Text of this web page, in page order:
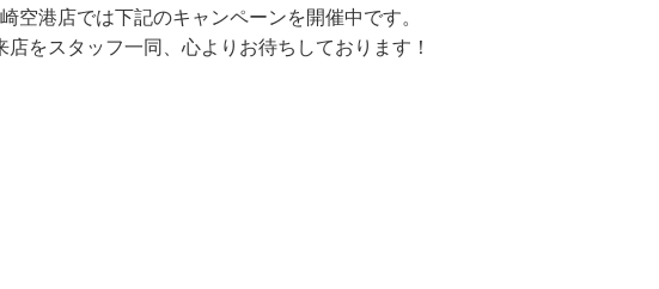
空港店では下記のキャンペーンを開催中です。
店をスタッフ一同、心よりお待ちしております！